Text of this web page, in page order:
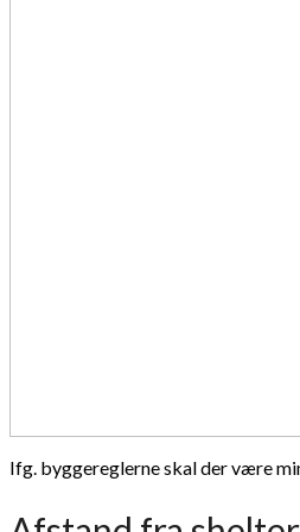
Ifg. byggereglerne skal der være